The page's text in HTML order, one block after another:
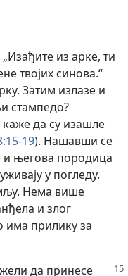
из арке, ти
твојих синова.“
Затим излазе и
стампедо?
каже да су изашле
19). Нашавши се
и његова породица
у погледу.
Нема више
и злог
има прилику за
да принесе